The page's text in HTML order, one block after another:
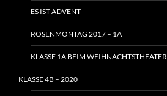
ES IST ADVENT
ROSENMONTAG 2017 – 1A
KLASSE 1A BEIM WEIHNACHTSTHEATER
KLASSE 4B – 2020